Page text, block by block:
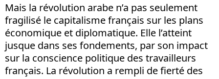
Mais la révolution arabe n’a pas seulement
fragilisé le capitalisme français sur les plans
économique et diplomatique. Elle l’atteint
jusque dans ses fondements, par son impact
sur la conscience politique des travailleurs
français. La révolution a rempli de fierté des